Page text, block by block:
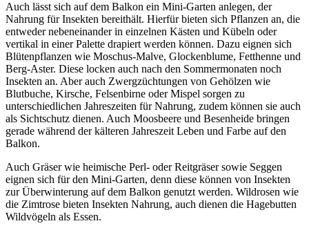
Auch lässt sich auf dem Balkon ein Mini-Garten anlegen, der
Nahrung für Insekten bereithält. Hierfür bieten sich Pflanzen an, die
entweder nebeneinander in einzelnen Kästen und Kübeln oder
vertikal in einer Palette drapiert werden können. Dazu eignen sich
Blütenpflanzen wie Moschus-Malve, Glockenblume, Fetthenne und
Berg-Aster. Diese locken auch nach den Sommermonaten noch
Insekten an. Aber auch Zwergzüchtungen von Gehölzen wie
Blutbuche, Kirsche, Felsenbirne oder Mispel sorgen zu
unterschiedlichen Jahreszeiten für Nahrung, zudem können sie auch
als Sichtschutz dienen. Auch Moosbeere und Besenheide bringen
gerade während der kälteren Jahreszeit Leben und Farbe auf den
Balkon.
Auch Gräser wie heimische Perl- oder Reitgräser sowie Seggen
eignen sich für den Mini-Garten, denn diese können von Insekten
zur Überwinterung auf dem Balkon genutzt werden. Wildrosen wie
die Zimtrose bieten Insekten Nahrung, auch dienen die Hagebutten
Wildvögeln als Essen.